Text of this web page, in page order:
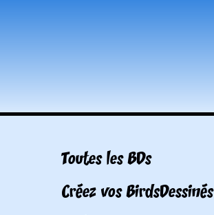
Toutes les BDs
Créez vos BirdsDessinés